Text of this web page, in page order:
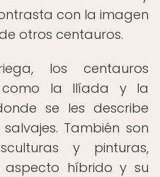
con la imagen
otros centauros.
los centauros
la Ilíada y la
se les describe
También son
y pinturas,
híbrido y su